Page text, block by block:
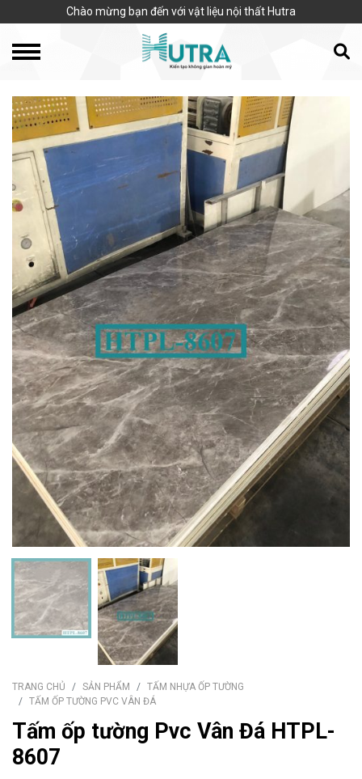
Chào mừng bạn đến với vật liệu nội thất Hutra
TRANG CHỦ SẢN PHẨM
TẤM NHỰA ỐP TƯỜNG
TẤM ỐP TƯỜNG PVC VÂN ĐÁ
Tấm ốp tường Pvc Vân Đá HTPL-
8607